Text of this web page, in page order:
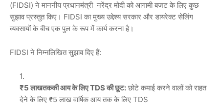
(FIDSI) ने माननीय प्रधानमंत्री नरेंद्र मोदी को आगामी बजट के लिए कुछ
सुझाव प्रस्तुत किए। FIDSI का मुख्य उद्देश्य सरकार और डायरेक्ट सेलिंग
व्यवसायों के बीच एक पुल के रूप में कार्य करना है।
FIDSI ने निम्नलिखित सुझाव दिए हैं:
₹5 लाखतककीआयकेलिएTDS कीछूट: छोटे कमाई करने वालों को राहत
देने के लिए ₹5 लाख वार्षिक आय तक के लिए TDS